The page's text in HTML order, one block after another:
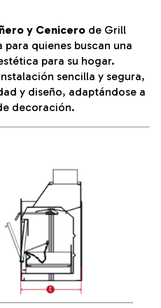
y Cenicero de Grill
quienes buscan una
para su hogar.
sencilla y segura,
y diseño, adaptándose a
decoración.